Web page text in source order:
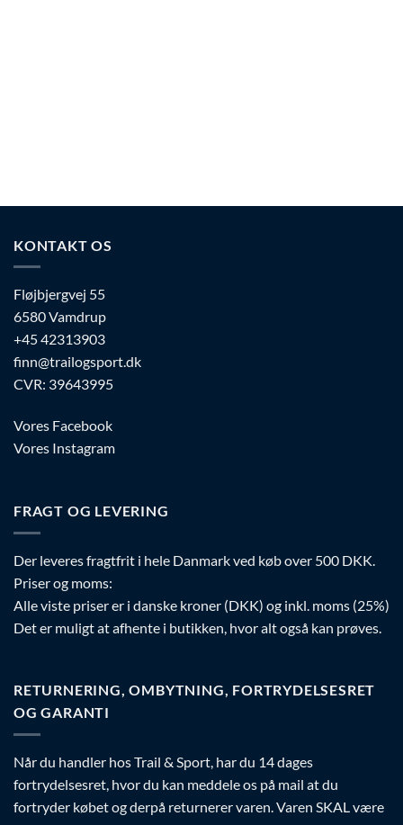
KONTAKT OS
Fløjbjergvej 55
6580 Vamdrup
+45 42313903
finn@trailogsport.dk
CVR: 39643995
Vores Facebook
Vores Instagram
FRAGT OG LEVERING
Der leveres fragtfrit i hele Danmark ved køb over 500 DKK.
Priser og moms:
Alle viste priser er i danske kroner (DKK) og inkl. moms (25%)
Det er muligt at afhente i butikken, hvor alt også kan prøves.
RETURNERING, OMBYTNING, FORTRYDELSESRET
OG GARANTI
Når du handler hos Trail & Sport, har du 14 dages
fortrydelsesret, hvor du kan meddele os på mail at du
fortryder købet og derpå returnerer varen. Varen SKAL være